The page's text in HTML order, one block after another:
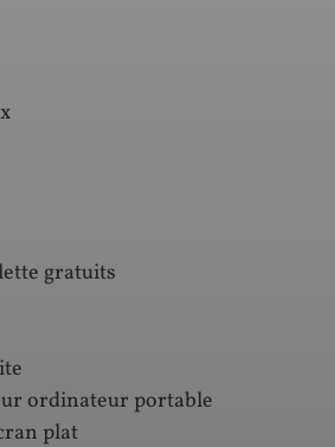
gratuits
ordinateur portable
plat